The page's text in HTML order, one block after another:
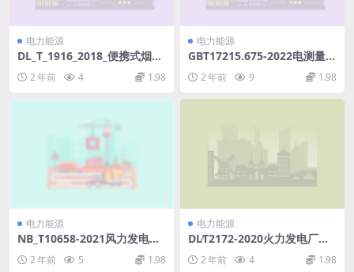
电力能源
DL_T_1916_2018_便携式烟气
逃逸氨测量系统技术要求.pdf
2 年前 4 1.98
电力能源
GBT17215.675-2022电测量数
据交换DLMSCOSEM组件第75
部分：本地网络LN的本地数据
2 年前 9 1.98
电力能源
NB_T10658-2021风力发电机
74MB)pdf
2 年前 5 1.98
电力能源
DL∕T2172-2020火力发电厂节
2 年前 4 1.98